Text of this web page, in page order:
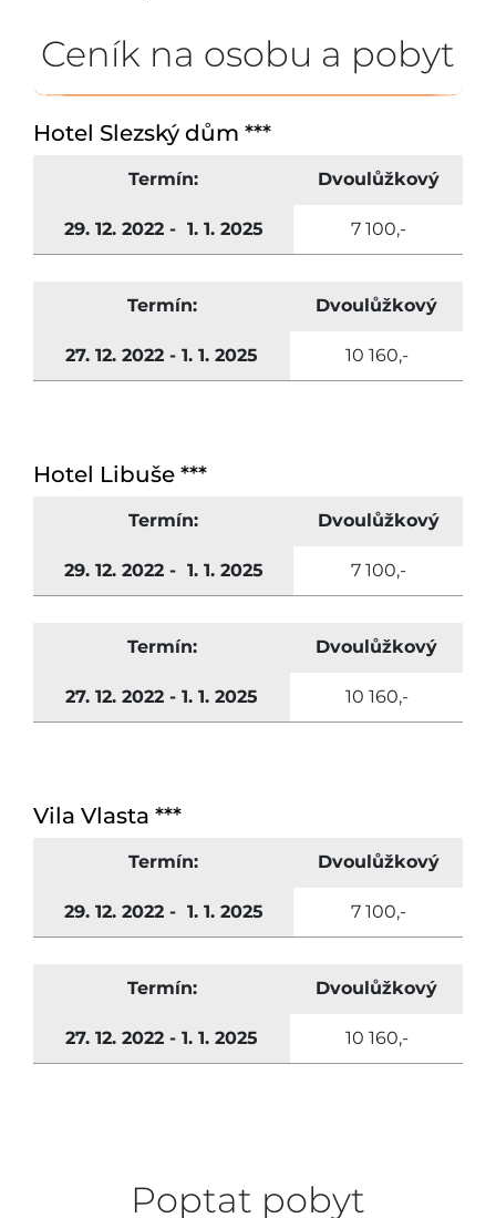
Ceník na osobu a pobyt
Hotel Slezský dům ***
Termín: Dvoulůžkový
29. 12. 2022 - 1. 1. 2025 7 100,-
Termín: Dvoulůžkový
27. 12. 2022 - 1. 1. 2025 10 160,-
Hotel Libuše ***
Termín: Dvoulůžkový
29. 12. 2022 - 1. 1. 2025 7 100,-
Termín: Dvoulůžkový
27. 12. 2022 - 1. 1. 2025 10 160,-
Vila Vlasta ***
Termín: Dvoulůžkový
29. 12. 2022 - 1. 1. 2025 7 100,-
Termín: Dvoulůžkový
27. 12. 2022 - 1. 1. 2025 10 160,-
Poptat pobyt